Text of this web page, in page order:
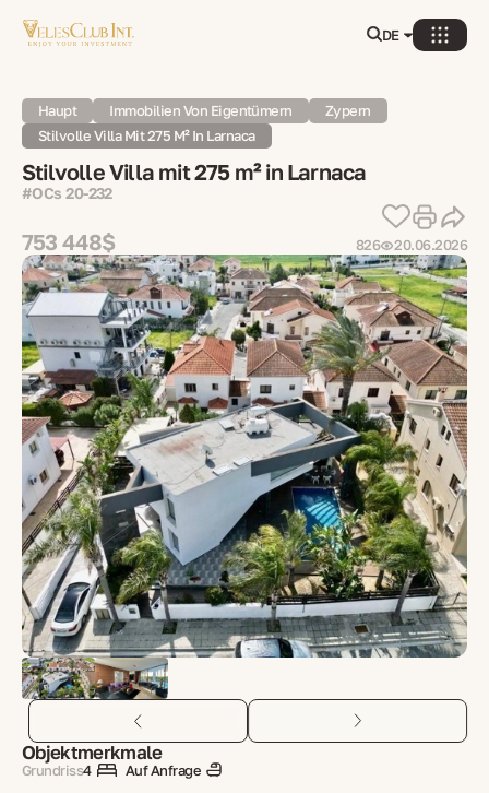
DE
Haupt Immobilien Von Eigentümern
Zypern
Stilvolle Villa Mit 275 M² In Larnaca
Stilvolle Villa mit 275 m² in Larnaca
#OCs 20-232
753 448$ 826 20.06.2026
Objektmerkmale
Grundriss4
Auf Anfrage